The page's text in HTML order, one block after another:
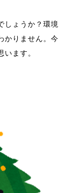
しょうか？環境
かりません。今
ます。